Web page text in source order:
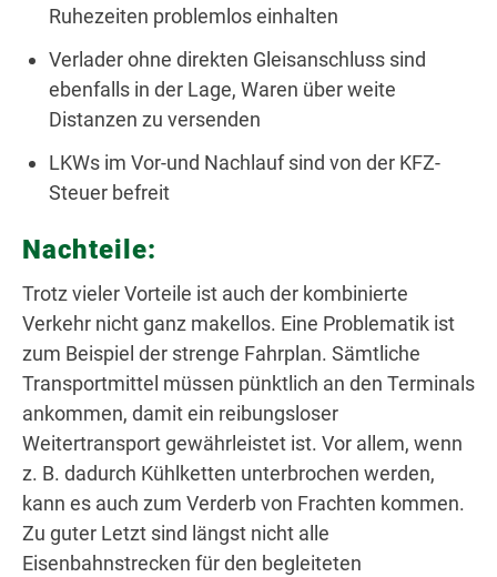
Ruhezeiten problemlos einhalten
Verlader ohne direkten Gleisanschluss sind
ebenfalls in der Lage, Waren über weite
Distanzen zu versenden
LKWs im Vor-und Nachlauf sind von der KFZ-
Steuer befreit
Nachteile:
Trotz vieler Vorteile ist auch der kombinierte
Verkehr nicht ganz makellos. Eine Problematik ist
zum Beispiel der strenge Fahrplan. Sämtliche
Transportmittel müssen pünktlich an den Terminals
ankommen, damit ein reibungsloser
Weitertransport gewährleistet ist. Vor allem, wenn
z. B. dadurch Kühlketten unterbrochen werden,
kann es auch zum Verderb von Frachten kommen.
Zu guter Letzt sind längst nicht alle
Eisenbahnstrecken für den begleiteten